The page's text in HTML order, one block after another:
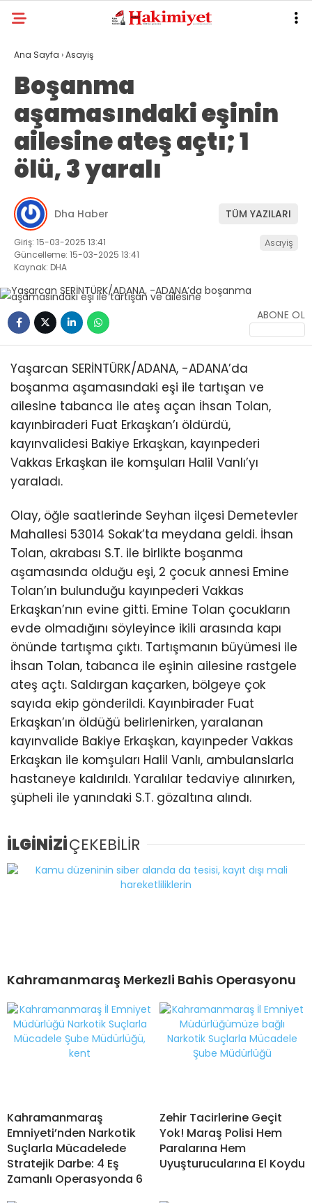
Ana Sayfa ›Asayiş
Boşanma
aşamasındaki eşinin
ailesine ateş açtı; 1
ölü, 3 yaralı
Dha Haber TÜM YAZILARI
Giriş: 15-03-2025 13:41
Güncelleme: 15-03-2025 13:41
Kaynak: DHA
Asayiş
ABONE OL
Yaşarcan SERİNTÜRK/ADANA, -ADANA’da
boşanma aşamasındaki eşi ile tartışan ve
ailesine tabanca ile ateş açan İhsan Tolan,
kayınbiraderi Fuat Erkaşkan’ı öldürdü,
kayınvalidesi Bakiye Erkaşkan, kayınpederi
Vakkas Erkaşkan ile komşuları Halil Vanlı’yı
yaraladı.
Olay, öğle saatlerinde Seyhan ilçesi Demetevler
Mahallesi 53014 Sokak’ta meydana geldi. İhsan
Tolan, akrabası S.T. ile birlikte boşanma
aşamasında olduğu eşi, 2 çocuk annesi Emine
Tolan’ın bulunduğu kayınpederi Vakkas
Erkaşkan’nın evine gitti. Emine Tolan çocukların
evde olmadığını söyleyince ikili arasında kapı
önünde tartışma çıktı. Tartışmanın büyümesi ile
İhsan Tolan, tabanca ile eşinin ailesine rastgele
ateş açtı. Saldırgan kaçarken, bölgeye çok
sayıda ekip gönderildi. Kayınbirader Fuat
Erkaşkan’ın öldüğü belirlenirken, yaralanan
kayınvalide Bakiye Erkaşkan, kayınpeder Vakkas
Erkaşkan ile komşuları Halil Vanlı, ambulanslarla
hastaneye kaldırıldı. Yaralılar tedaviye alınırken,
şüpheli ile yanındaki S.T. gözaltına alındı.
İLGİNİZİÇEKEBİLİR
Kahramanmaraş Merkezli Bahis Operasyonu
Kahramanmaraş
Emniyeti’nden Narkotik
Suçlarla Mücadelede
Stratejik Darbe: 4 Eş
Zamanlı Operasyonda 6
Zehir Tacirlerine Geçit
Yok! Maraş Polisi Hem
Paralarına Hem
Uyuşturucularına El Koydu